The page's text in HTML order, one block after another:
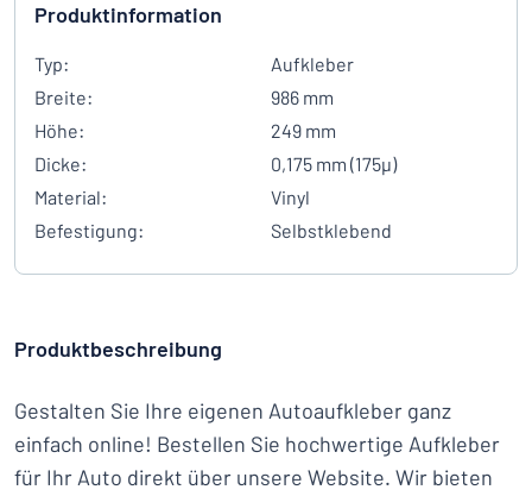
Produktinformation
Typ:
Aufkleber
Breite:
986 mm
Höhe:
249 mm
Dicke:
0,175 mm (175µ)
Material:
Vinyl
Befestigung:
Selbstklebend
Produktbeschreibung
Gestalten Sie Ihre eigenen Autoaufkleber ganz
einfach online! Bestellen Sie hochwertige Aufkleber
für Ihr Auto direkt über unsere Website. Wir bieten